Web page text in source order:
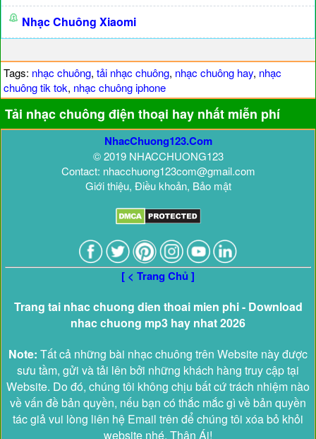
Nhạc Chuông Xiaomi
Tags: nhạc chuông, tải nhạc chuông, nhạc chuông hay, nhạc
chuông tik tok, nhạc chuông iphone
Tải nhạc chuông điện thoại hay nhất miễn phí
NhacChuong123.Com
© 2019 NHACCHUONG123
Contact: nhacchuong123com@gmail.com
Giới thiệu, Điều khoản, Bảo mật
[ < Trang Chủ ]
Trang tai nhac chuong dien thoai mien phi - Download
nhac chuong mp3 hay nhat 2026
Note: Tất cả những bài nhạc chuông trên Website này được
sưu tầm, gửi và tải lên bởi những khách hàng truy cập tại
Website. Do đó, chúng tôi không chịu bất cứ trách nhiệm nào
về vấn đề bản quyền, nếu bạn có thắc mắc gì về bản quyền
tác giả vui lòng liên hệ Email trên để chúng tôi xóa bỏ khỏi
website nhé. Thân Ái!